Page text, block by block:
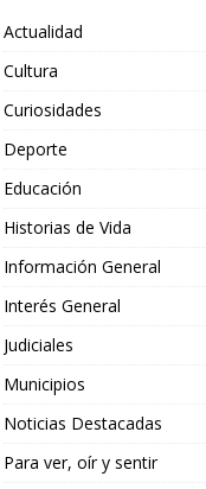
Actualidad
Cultura
Curiosidades
Deporte
Educación
Historias de Vida
Información General
Interés General
Judiciales
Municipios
Noticias Destacadas
Para ver, oír y sentir